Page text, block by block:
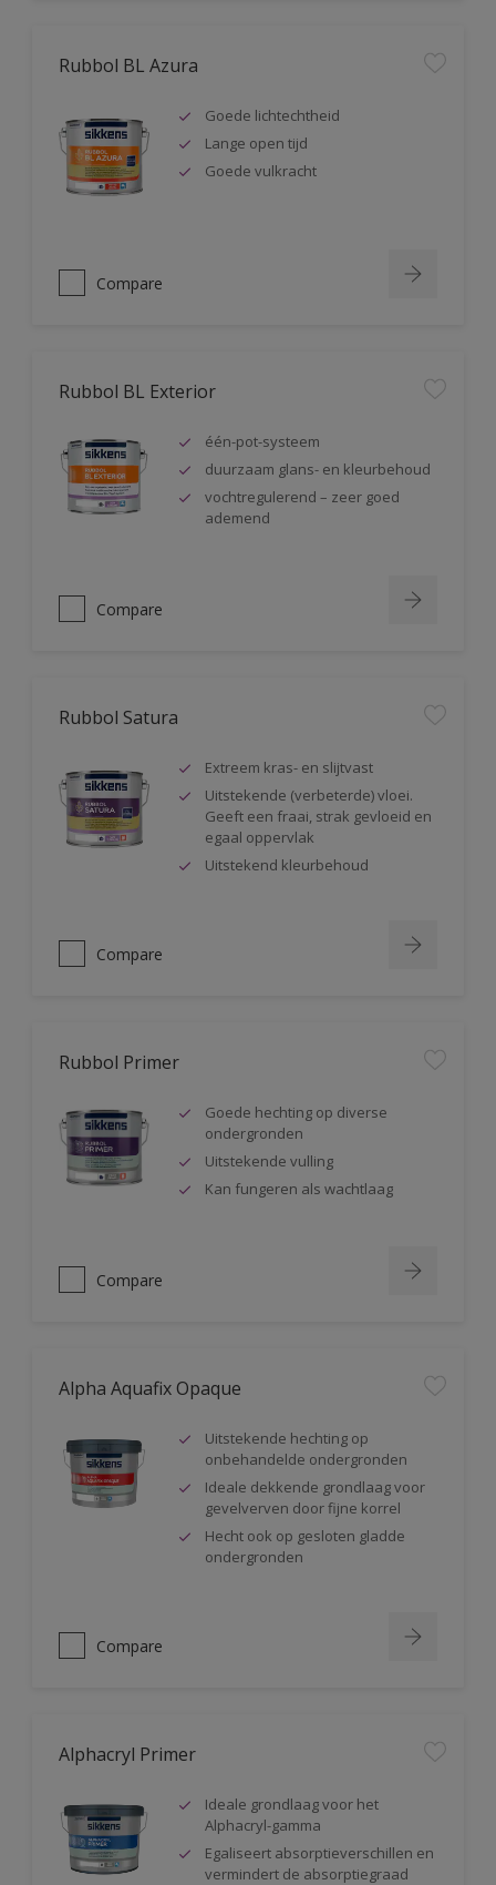
Rubbol BL Azura
Goede lichtechtheid
Lange open tijd
Goede vulkracht
Compare
Rubbol BL Exterior
één-pot-systeem
duurzaam glans- en kleurbehoud
vochtregulerend – zeer goed
ademend
Compare
Rubbol Satura
Extreem kras- en slijtvast
Uitstekende (verbeterde) vloei.
Geeft een fraai, strak gevloeid en
egaal oppervlak
Uitstekend kleurbehoud
Compare
Rubbol Primer
Goede hechting op diverse
ondergronden
Uitstekende vulling
Kan fungeren als wachtlaag
Compare
Alpha Aquafix Opaque
Uitstekende hechting op
onbehandelde ondergronden
Ideale dekkende grondlaag voor
gevelverven door fijne korrel
Hecht ook op gesloten gladde
ondergronden
Compare
Alphacryl Primer
Ideale grondlaag voor het
Alphacryl-gamma
Egaliseert absorptieverschillen en
vermindert de absorptiegraad